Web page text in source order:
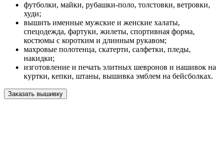
футболки, майки, рубашки-поло, толстовки, ветровки,
худи;
вышить именные мужские и женские халаты,
спецодежда, фартуки, жилеты, спортивная форма,
костюмы с коротким и длинным рукавом;
махровые полотенца, скатерти, салфетки, пледы,
накидки;
изготовление и печать элитных шевронов и нашивок на
куртки, кепки, штаны, вышивка эмблем на бейсболках.
Заказать вышивку